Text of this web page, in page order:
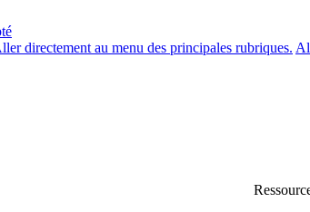
directement au menu des principales rubriques.